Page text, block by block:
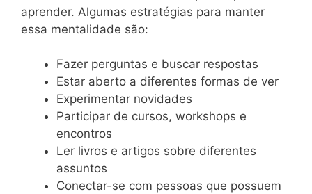
aprender. Algumas estratégias para manter
essa mentalidade são:
Fazer perguntas e buscar respostas
Estar aberto a diferentes formas de ver
Experimentar novidades
Participar de cursos, workshops e
encontros
Ler livros e artigos sobre diferentes
assuntos
Conectar-se com pessoas que possuem